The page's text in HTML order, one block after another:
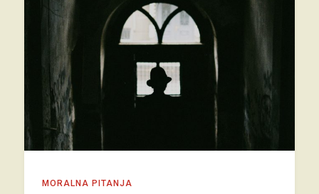
MORALNA PITANJA